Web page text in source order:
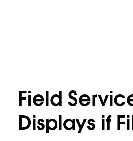
Field
Displays if